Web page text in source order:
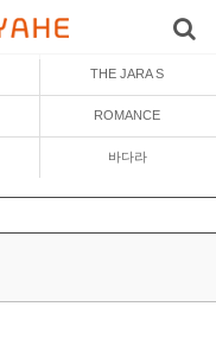
THE JARA S
ROMANCE
바다라